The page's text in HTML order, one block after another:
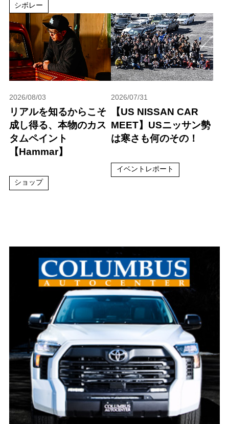
シボレー
2026/08/03
リアルを知るからこそ
成し得る、本物のカス
タムペイント
【Hammar】
ショップ
2026/07/31
【US NISSAN CAR
MEET】USニッサン勢
は寒さも何のその！
イベントレポート